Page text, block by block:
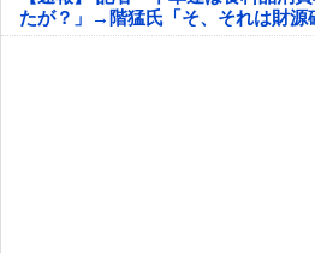
たが？」→階猛氏「そ、それは財源